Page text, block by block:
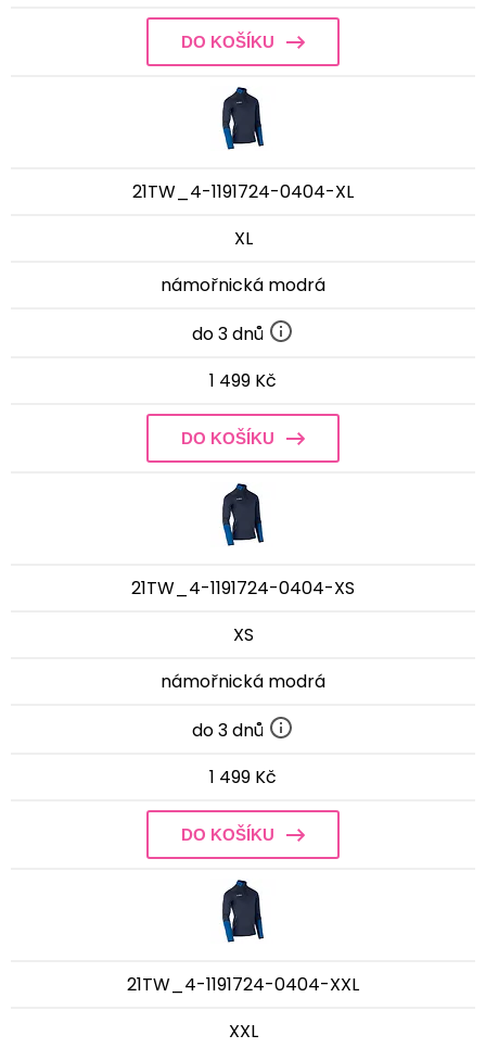
DO KOŠÍKU
21TW_4-1191724-0404-XL
XL
námořnická modrá
do 3 dnů
1 499 Kč
DO KOŠÍKU
21TW_4-1191724-0404-XS
XS
námořnická modrá
do 3 dnů
1 499 Kč
DO KOŠÍKU
21TW_4-1191724-0404-XXL
XXL